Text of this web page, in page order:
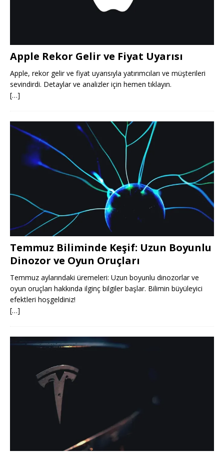
Apple Rekor Gelir ve Fiyat Uyarısı
Apple, rekor gelir ve fiyat uyarısıyla yatırımcıları ve müşterileri
sevindirdi. Detaylar ve analizler için hemen tıklayın.
[…]
Temmuz Biliminde Keşif: Uzun Boyunlu
Dinozor ve Oyun Oruçları
Temmuz aylarındaki üremeleri: Uzun boyunlu dinozorlar ve
oyun oruçları hakkında ilginç bilgiler başlar. Bilimin büyüleyici
efektleri hoşgeldiniz!
[…]